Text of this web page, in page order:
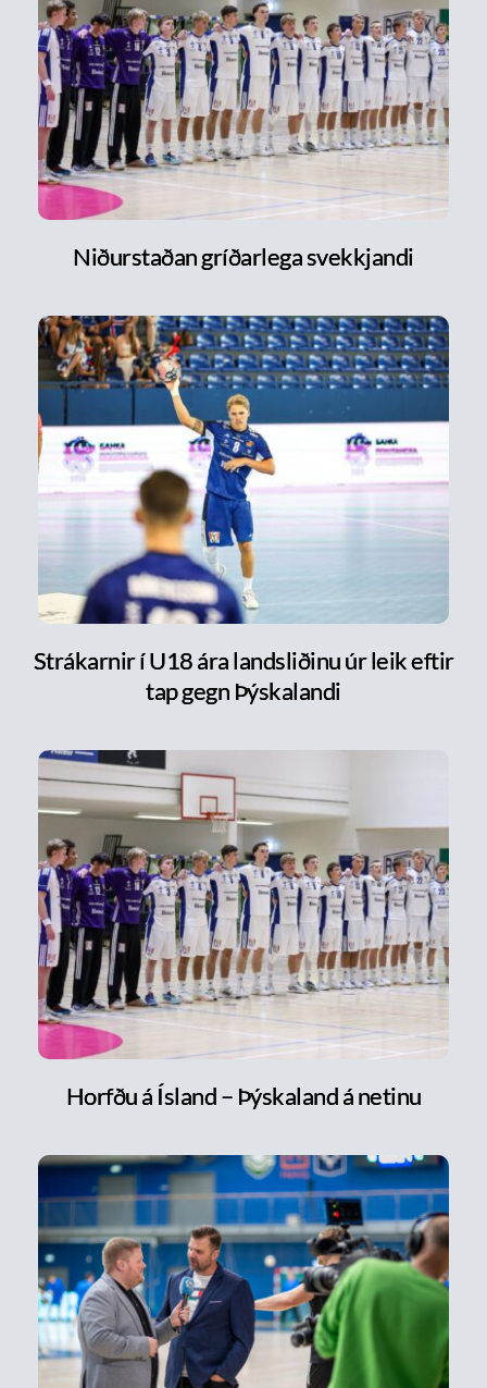
Niðurstaðan gríðarlega svekkjandi
Strákarnir í U18 ára landsliðinu úr leik eftir
tap gegn Þýskalandi
Horfðu á Ísland – Þýskaland á netinu